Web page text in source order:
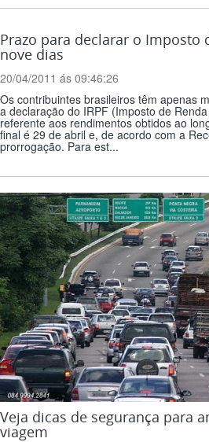
Prazo para declarar o Imposto
nove dias
20/04/2011 ás 09:46:26
Os contribuintes brasileiros têm apenas
a declaração do IRPF (Imposto de
referente aos rendimentos obtidos ao
final é 29 de abril e, de acordo com a
prorrogação. Para est...
Veja dicas de segurança para
viagem